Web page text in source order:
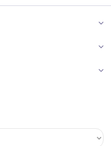
Harry Potter Studios